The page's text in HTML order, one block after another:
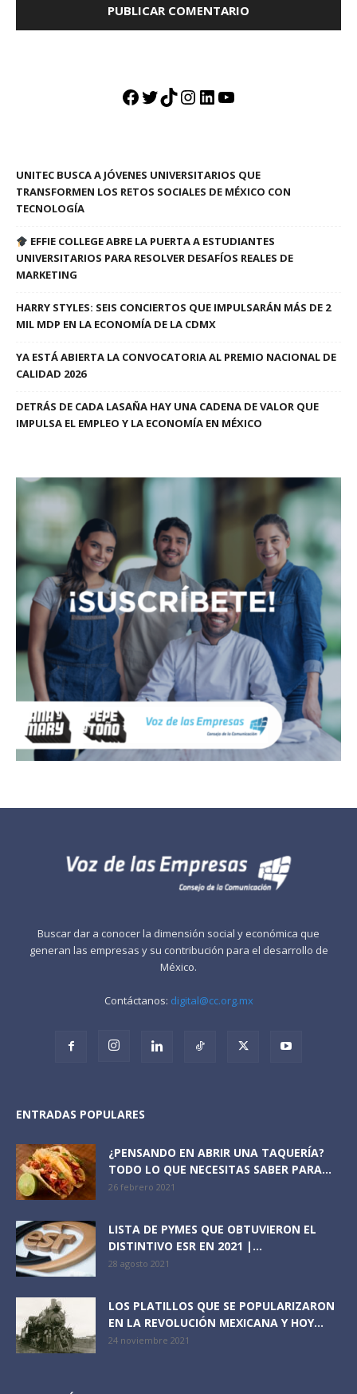
Facebook
Twitter
TikTok
Instagram
LinkedIn
YouTube
UNITEC BUSCA A JÓVENES UNIVERSITARIOS QUE
TRANSFORMEN LOS RETOS SOCIALES DE MÉXICO CON
TECNOLOGÍA
EFFIE COLLEGE ABRE LA PUERTA A ESTUDIANTES
UNIVERSITARIOS PARA RESOLVER DESAFÍOS REALES DE
MARKETING
HARRY STYLES: SEIS CONCIERTOS QUE IMPULSARÁN MÁS DE 2
MIL MDP EN LA ECONOMÍA DE LA CDMX
YA ESTÁ ABIERTA LA CONVOCATORIA AL PREMIO NACIONAL DE
CALIDAD 2026
DETRÁS DE CADA LASAÑA HAY UNA CADENA DE VALOR QUE
IMPULSA EL EMPLEO Y LA ECONOMÍA EN MÉXICO
Buscar dar a conocer la dimensión social y económica que
generan las empresas y su contribución para el desarrollo de
México.
Contáctanos: digital@cc.org.mx
ENTRADAS POPULARES
¿PENSANDO EN ABRIR UNA TAQUERÍA?
TODO LO QUE NECESITAS SABER PARA...
26 febrero 2021
LISTA DE PYMES QUE OBTUVIERON EL
DISTINTIVO ESR EN 2021 |...
28 agosto 2021
LOS PLATILLOS QUE SE POPULARIZARON
EN LA REVOLUCIÓN MEXICANA Y HOY...
24 noviembre 2021